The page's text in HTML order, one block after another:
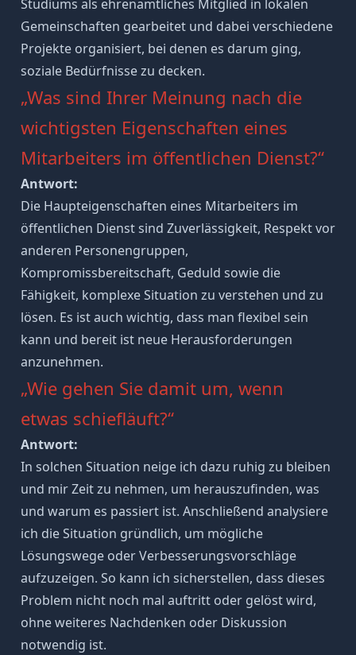
Studiums als ehrenamtliches Mitglied in lokalen
Gemeinschaften gearbeitet und dabei verschiedene
Projekte organisiert, bei denen es darum ging,
soziale Bedürfnisse zu decken.
„Was sind Ihrer Meinung nach die
wichtigsten Eigenschaften eines
Mitarbeiters im öffentlichen Dienst?“
Antwort:
Die Haupteigenschaften eines Mitarbeiters im
öffentlichen Dienst sind Zuverlässigkeit, Respekt vor
anderen Personengruppen,
Kompromissbereitschaft, Geduld sowie die
Fähigkeit, komplexe Situation zu verstehen und zu
lösen. Es ist auch wichtig, dass man flexibel sein
kann und bereit ist neue Herausforderungen
anzunehmen.
„Wie gehen Sie damit um, wenn
etwas schiefläuft?“
Antwort:
In solchen Situation neige ich dazu ruhig zu bleiben
und mir Zeit zu nehmen, um herauszufinden, was
und warum es passiert ist. Anschließend analysiere
ich die Situation gründlich, um mögliche
Lösungswege oder Verbesserungsvorschläge
aufzuzeigen. So kann ich sicherstellen, dass dieses
Problem nicht noch mal auftritt oder gelöst wird,
ohne weiteres Nachdenken oder Diskussion
notwendig ist.